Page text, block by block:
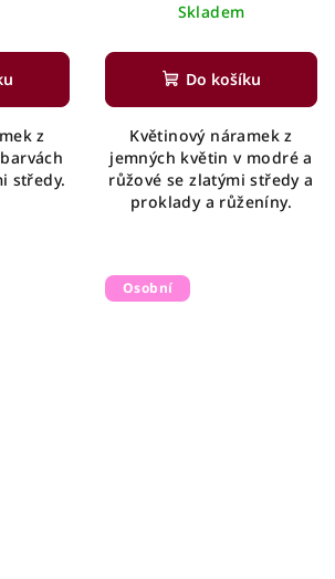
z
středy.
Skladem
Do košíku
Květinový náramek z
jemných květin v modré a
růžové se zlatými středy a
proklady a růženíny.
Osobní